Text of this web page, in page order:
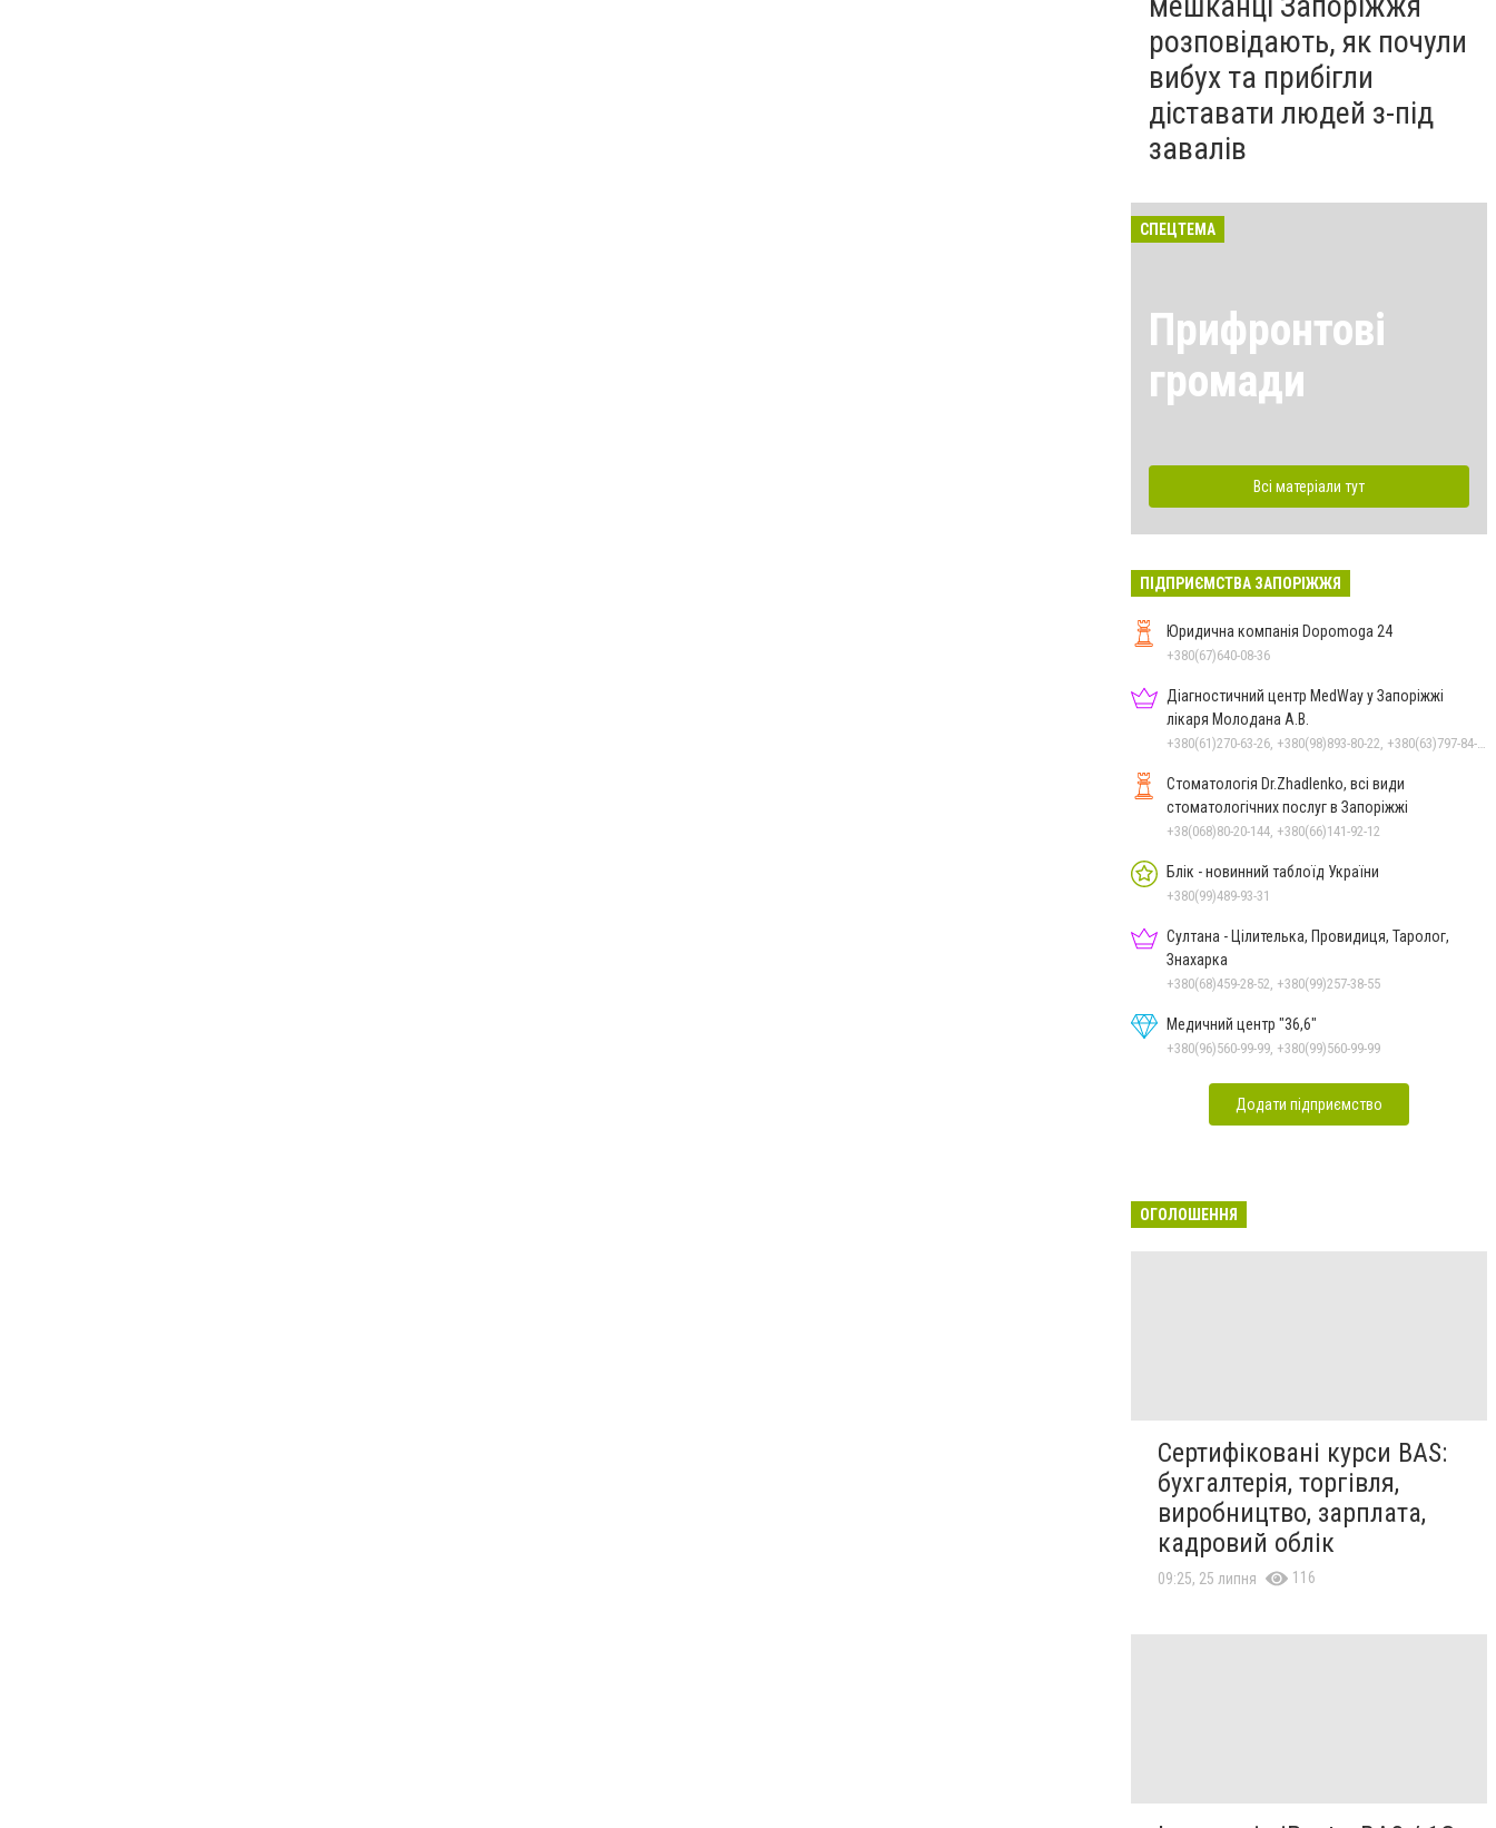
розповідають, як почули
вибух та прибігли
діставати людей з-під
завалів
СПЕЦТЕМА
Прифронтові
громади
Всі матеріали тут
ПІДПРИЄМСТВА ЗАПОРІЖЖЯ
Юридична компанія Dopomoga 24
+380(67)640-08-36
Діагностичний центр MedWay у Запоріжжі
лікаря Молодана А.В.
Стоматологія Dr.Zhadlenko, всі види
стоматологічних послуг в Запоріжжі
+38(068)80-20-144, +380(66)141-92-12
Блік - новинний таблоїд України
+380(99)489-93-31
Султана - Цілителька, Провидиця, Таролог,
Знахарка
+380(68)459-28-52, +380(99)257-38-55
Медичний центр "36,6"
+380(96)560-99-99, +380(99)560-99-99
Додати підприємство
ОГОЛОШЕННЯ
Сертифіковані курси BAS:
бухгалтерія, торгівля,
виробництво, зарплата,
кадровий облік
09:25, 25 липня 116